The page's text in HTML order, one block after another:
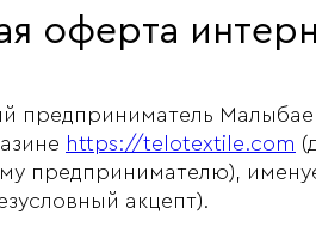
оферта
предприниматель
https://telotextile.com
предпринимателю),
акцепт).